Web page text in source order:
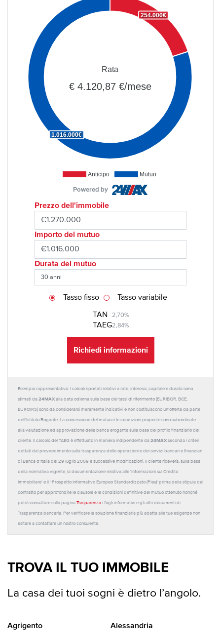
Anticipo Mutuo
254.000€
1.016.000€
Rata
€ 4.120,87 €/mese
Powered by
Prezzo dell'immobile
Importo del mutuo
Durata del mutuo
TAN 2,70%
TAEG2,84%
Tasso fisso Tasso variabile
Richiedi informazioni
Esempio rappresentativo: I calcoli riportati relativi a rate, interessi, capitale e durata sono
stimati da 24MAX alla data odierna sulla base dei tassi di riferimento (EURIBOR, BCE,
EUROIRS) sono da considerarsi meramente indicativi e non costituiscono un'offerta da parte
dell'Istituto Rogante. La concessione del mutuo e le condizioni proposte sono subordinate
alla valutazione ed approvazione della banca erogante sulla base del profilo finanziario del
cliente. Il calcolo del TAEG è effettuato in maniera indipendente da 24MAX secondo i criteri
dettati dal provvedimento sulla trasparenza delle operazioni e dei servizi bancari e finanziari
di Banca d'Italia del 29 luglio 2009 e successive modificazioni. Il cliente riceverà, sulla base
della normativa vigente, la documentazione relativa alle 'Informazioni sul Credito
Immobiliare' e il “Prospetto Informativo Europeo Standardizzato (Pies)' prima della stipula del
contratto per approfondire le clausole e le condizioni definitive del mutuo ottenuto nonché
potrà consultare sulla pagina Trasparenza i fogli informativi e gli altri documenti di
Trasparenza bancaria. Per verificare la soluzione finanziaria più adatta alle tue esigenze non
esitare a contattare un nostro consulente.
TROVA IL TUO IMMOBILE
La casa dei tuoi sogni è dietro l’angolo.
Agrigento Alessandria